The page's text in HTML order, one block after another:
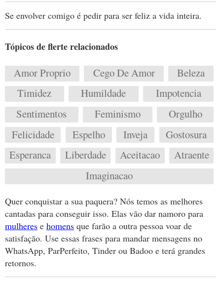
Se envolver comigo é pedir para ser feliz a vida inteira.
Tópicos de flerte relacionados
Amor Proprio Cego De Amor
Beleza
Timidez
Humildade
Impotencia
Sentimentos
Feminismo
Orgulho
Felicidade
Espelho Inveja
Gostosura
Esperanca
Liberdade Aceitacao
Atraente
Imaginacao
Quer conquistar a sua paquera? Nós temos as melhores
cantadas para conseguir isso. Elas vão dar namoro para
mulheres e homens que farão a outra pessoa voar de
satisfação. Use essas frases para mandar mensagens no
WhatsApp, ParPerfeito, Tinder ou Badoo e terá grandes
retornos.